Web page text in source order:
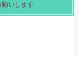
願いします